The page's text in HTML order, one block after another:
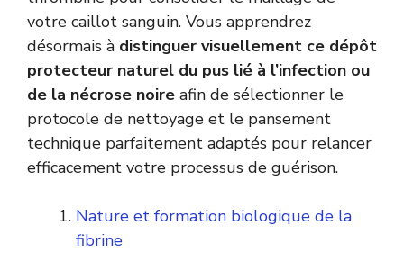
votre caillot sanguin. Vous apprendrez
désormais à distinguer visuellement ce dépôt
protecteur naturel du pus lié à l’infection ou
de la nécrose noire afin de sélectionner le
protocole de nettoyage et le pansement
technique parfaitement adaptés pour relancer
efficacement votre processus de guérison.
Nature et formation biologique de la
fibrine